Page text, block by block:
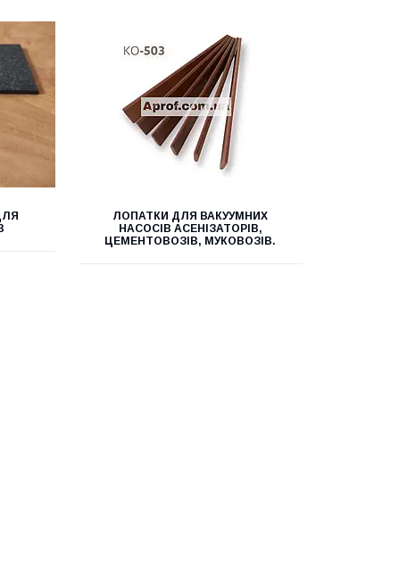
ЛОПАТКИ ДЛЯ ВАКУУМНИХ
НАСОСІВ АСЕНІЗАТОРІВ,
ЦЕМЕНТОВОЗІВ, МУКОВОЗІВ.